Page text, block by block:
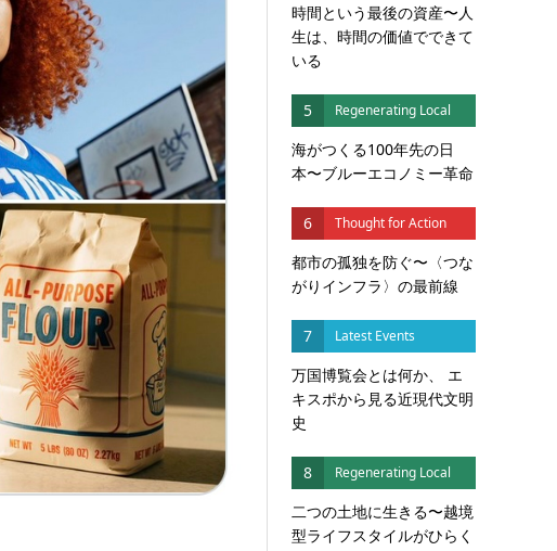
時間という最後の資産〜人
生は、時間の価値でできて
いる
5 Regenerating Local
海がつくる100年先の日
本〜ブルーエコノミー革命
6 Thought for Action
都市の孤独を防ぐ〜〈つな
がりインフラ〉の最前線
7 Latest Events
万国博覧会とは何か、 エ
キスポから見る近現代文明
史
8 Regenerating Local
二つの土地に生きる〜越境
型ライフスタイルがひらく